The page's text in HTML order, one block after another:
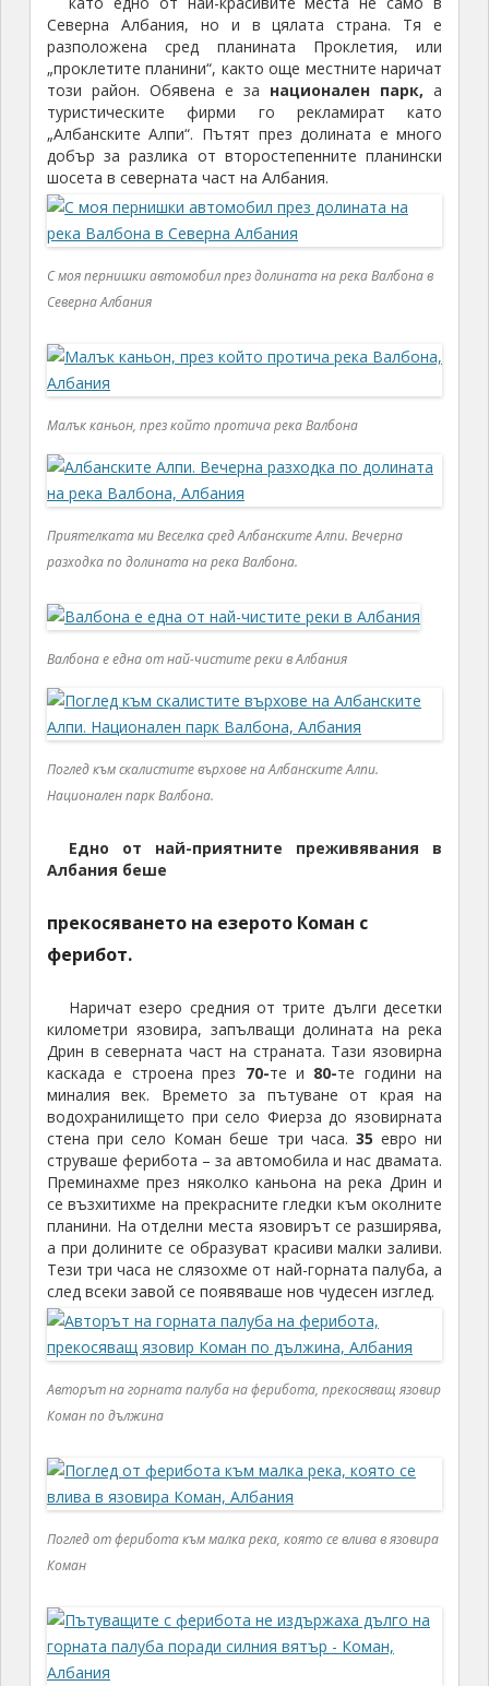
Северна Албания, но и в цялата страна. Тя е
разположена сред планината Проклетия, или
„проклетите планини“, както още местните наричат
този район. Обявена е за национален парк, а
туристическите фирми го рекламират като
„Албанските Алпи“. Пътят през долината е много
добър за разлика от второстепенните планински
шосета в северната част на Албания.
С моя пернишки автомобил през долината на река Валбона в
Северна Албания
Малък каньон, през който протича река Валбона
Приятелката ми Веселка сред Албанските Алпи. Вечерна
разходка по долината на река Валбона.
Валбона е една от най-чистите реки в Албания
Поглед към скалистите върхове на Албанските Алпи.
Национален парк Валбона.
Едно от най-приятните преживявания в
Албания беше
прекосяването на езерото Коман с
ферибот.
Наричат езеро средния от трите дълги десетки
километри язовира, запълващи долината на река
Дрин в северната част на страната. Тази язовирна
каскада е строена през 70-те и 80-те години на
миналия век. Времето за пътуване от края на
водохранилището при село Фиерза до язовирната
стена при село Коман беше три часа. 35 евро ни
струваше ферибота – за автомобила и нас двамата.
Преминахме през няколко каньона на река Дрин и
се възхитихме на прекрасните гледки към околните
планини. На отделни места язовирът се разширява,
а при долините се образуват красиви малки заливи.
Тези три часа не слязохме от най-горната палуба, а
след всеки завой се появяваше нов чудесен изглед.
Авторът на горната палуба на ферибота, прекосяващ язовир
Коман по дължина
Поглед от ферибота към малка река, която се влива в язовира
Коман